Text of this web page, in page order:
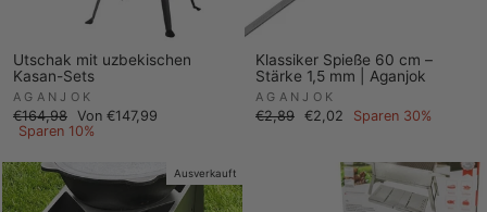
Utschak mit uzbekischen
Kasan-Sets
AGANJOK
Normaler
Preis
€164,98 Sonderpreis
Von €147,99
Sparen 10%
Klassiker Spieße 60 cm –
Stärke 1,5 mm | Aganjok
AGANJOK
Normaler
€2,89 Sonderpreis
€2,02 Sparen 30%
Ausverkauft